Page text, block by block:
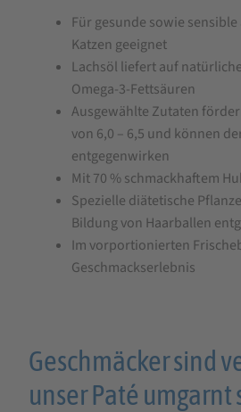
Für gesunde sowie
Katzen geeignet
Lachsöl liefert auf
Omega-3-Fettsäuren
Ausgewählte Zutaten
von 6,0 – 6,5 und können
entgegenwirken
Mit 70 % schmackhaftem
Spezielle diätetische
Bildung von Haarballen
Im vorportionierten
Geschmackserlebnis
Geschmäcker sind
unser Paté umgarnt